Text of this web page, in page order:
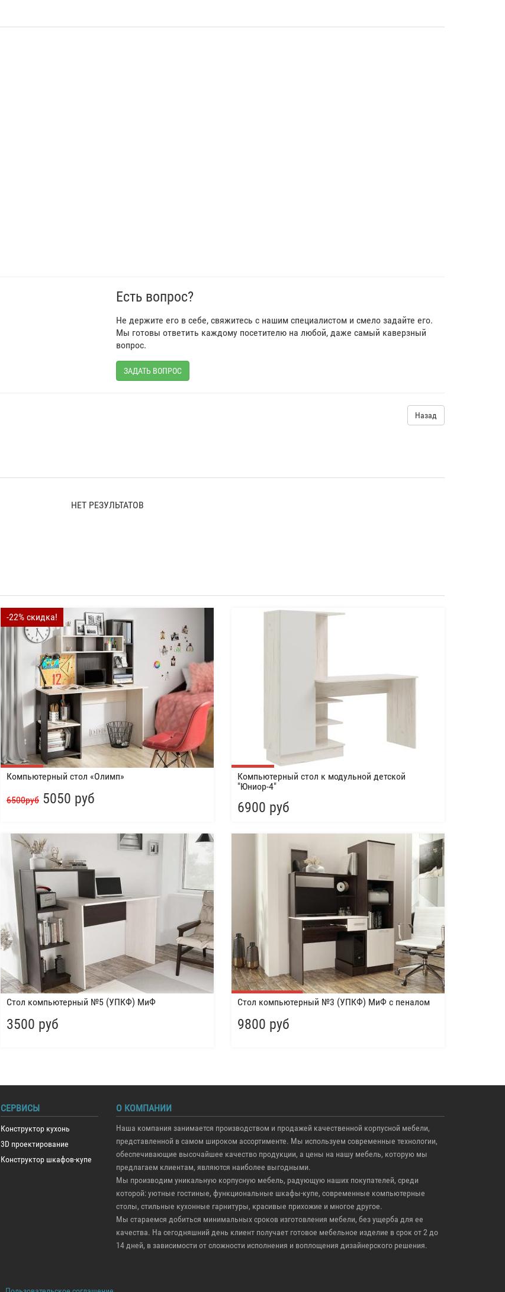
Есть вопрос?
Не держите его в себе, свяжитесь с нашим специалистом и смело задайте его.
Мы готовы ответить каждому посетителю на любой, даже самый каверзный
вопрос.
ЗАДАТЬ ВОПРОС
Назад
НЕТ РЕЗУЛЬТАТОВ
-22% скидка!
Компьютерный стол «Олимп»
6500руб 5050 руб
Компьютерный стол к модульной детской
"Юниор-4"
6900 руб
Стол компьютерный №5 (УПКФ) МиФ
3500 руб
Стол компьютерный №3 (УПКФ) МиФ с пеналом
9800 руб
СЕРВИСЫ
Конструктор кухонь
3D проектирование
Конструктор шкафов-купе
О КОМПАНИИ
Наша компания занимается производством и продажей качественной корпусной мебели,
представленной в самом широком ассортименте. Мы используем современные технологии,
обеспечивающие высочайшее качество продукции, а цены на нашу мебель, которую мы
предлагаем клиентам, являются наиболее выгодными.
Мы производим уникальную корпусную мебель, радующую наших покупателей, среди
которой: уютные гостиные, функциональные шкафы-купе, современные компьютерные
столы, стильные кухонные гарнитуры, красивые прихожие и многое другое.
Мы стараемся добиться минимальных сроков изготовления мебели, без ущерба для ее
качества. На сегодняшний день клиент получает готовое мебельное изделие в срок от 2 до
14 дней, в зависимости от сложности исполнения и воплощения дизайнерского решения.